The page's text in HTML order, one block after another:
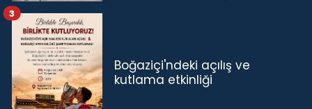
Boğaziçi'ndeki açılış ve
kutlama etkinliği
3